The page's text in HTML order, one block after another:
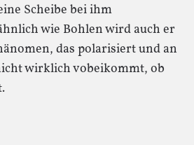
Scheibe bei ihm
wie Bohlen wird auch er
das polarisiert und an
wirklich vobeikommt, ob